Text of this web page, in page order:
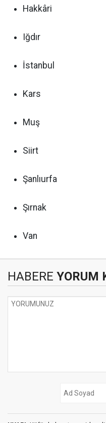
Hakkâri
Iğdır
İstanbul
Kars
Muş
Siirt
Şanlıurfa
Şırnak
Van
HABERE YORUM